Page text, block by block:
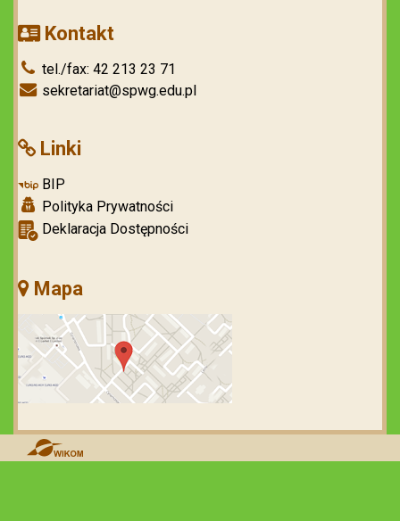
Kontakt
tel./fax: 42 213 23 71
sekretariat@spwg.edu.pl
Linki
BIP
Polityka Prywatności
Deklaracja Dostępności
Mapa